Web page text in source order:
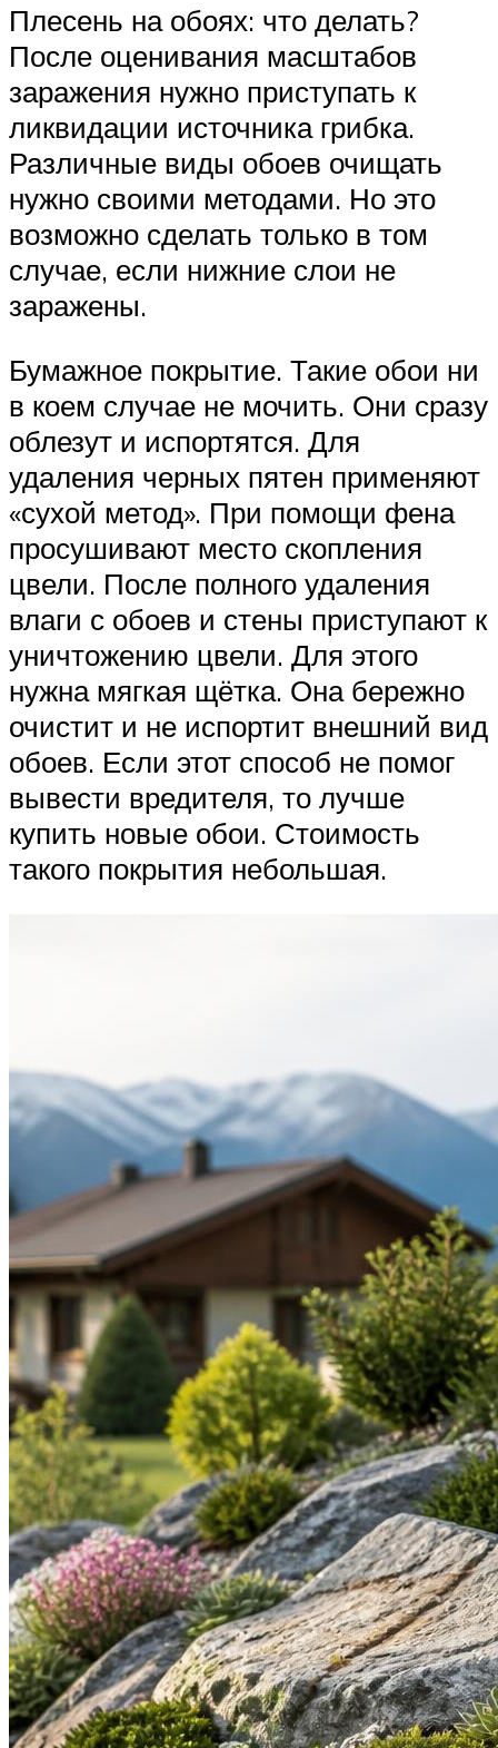
Плесень на обоях: что делать?
После оценивания масштабов
заражения нужно приступать к
ликвидации источника грибка.
Различные виды обоев очищать
нужно своими методами. Но это
возможно сделать только в том
случае, если нижние слои не
заражены.
Бумажное покрытие. Такие обои ни
в коем случае не мочить. Они сразу
облезут и испортятся. Для
удаления черных пятен применяют
«сухой метод». При помощи фена
просушивают место скопления
цвели. После полного удаления
влаги с обоев и стены приступают к
уничтожению цвели. Для этого
нужна мягкая щётка. Она бережно
очистит и не испортит внешний вид
обоев. Если этот способ не помог
вывести вредителя, то лучше
купить новые обои. Стоимость
такого покрытия небольшая.